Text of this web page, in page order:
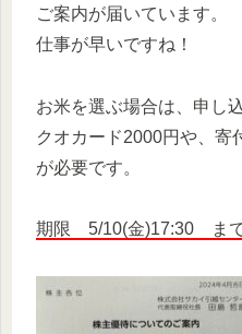
ご案内が届いています。
仕事が早いですね！
お米を選ぶ場合は、申し
クオカード2000円や、寄
が必要です。
期限 5/10(金)17:30 ま